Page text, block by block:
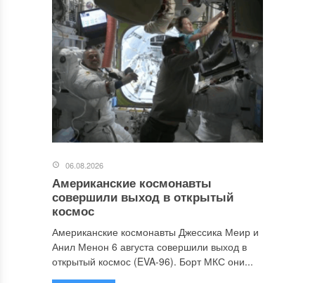
06.08.2026
Американские космонавты
совершили выход в открытый
космос
Американские космонавты Джессика Меир и
Анил Менон 6 августа совершили выход в
открытый космос (EVA-96). Борт МКС они...